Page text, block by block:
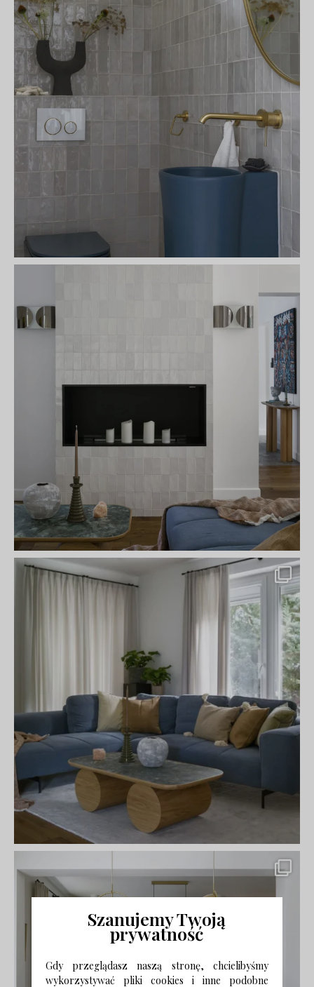
Szanujemy Twoją
prywatność
Gdy przeglądasz naszą stronę, chcielibyśmy
wykorzystywać pliki cookies i inne podobne